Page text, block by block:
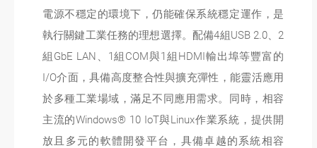
電源不穩定的環境下，仍能確保系統穩定運作，是
執行關鍵工業任務的理想選擇。配備4組USB 2.0、2
組GbE LAN、1組COM與1組HDMI輸出埠等豐富的
I/O介面，具備高度整合性與擴充彈性，能靈活應用
於多種工業場域，滿足不同應用需求。同時，相容
主流的Windows® 10 IoT與Linux作業系統，提供開
放且多元的軟體開發平台，具備卓越的系統相容